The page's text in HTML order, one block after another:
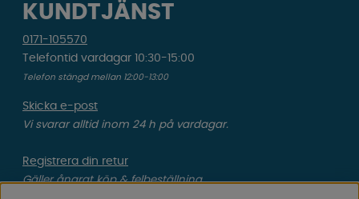
KUNDTJÄNST
0171-105570
Telefontid vardagar 10:30-15:00
Telefon stängd mellan 12:00-13:00
Skicka e-post
Vi svarar alltid inom 24 h på vardagar.
Registrera din retur
Gäller ångrat köp & felbeställning.